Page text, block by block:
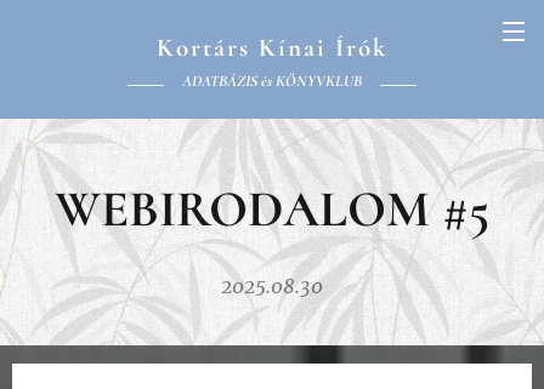
Kortárs Kínai Írók
ADATBÁZIS és KÖNYVKLUB
WEBIRODALOM #5
2025.08.30